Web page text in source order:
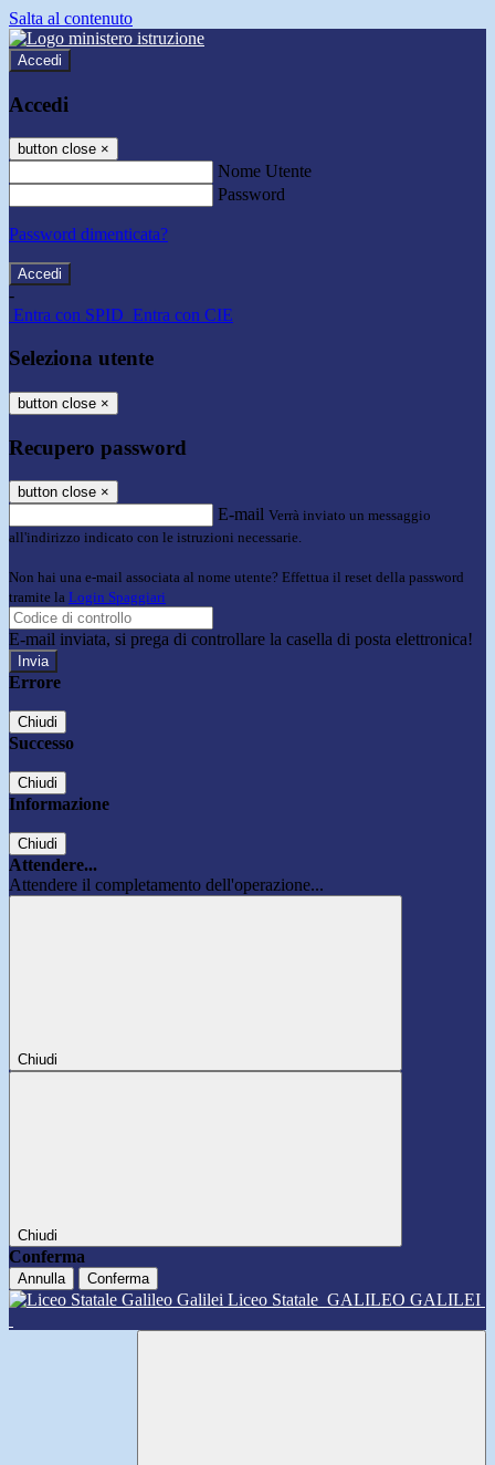
Salta al contenuto
Accedi
Accedi
button close ×
Nome Utente
Password
Password dimenticata?
-
Entra con SPID Entra con CIE
Seleziona utente
button close ×
Recupero password
button close ×
E-mail Verrà inviato un messaggio
all'indirizzo indicato con le istruzioni necessarie.
Non hai una e-mail associata al nome utente? Effettua il reset della password
tramite la Login Spaggiari
E-mail inviata, si prega di controllare la casella di posta elettronica!
Errore
Chiudi
Successo
Chiudi
Informazione
Chiudi
Attendere...
Attendere il completamento dell'operazione...
Chiudi
Chiudi
Conferma
Annulla Conferma
Liceo Statale GALILEO GALILEI